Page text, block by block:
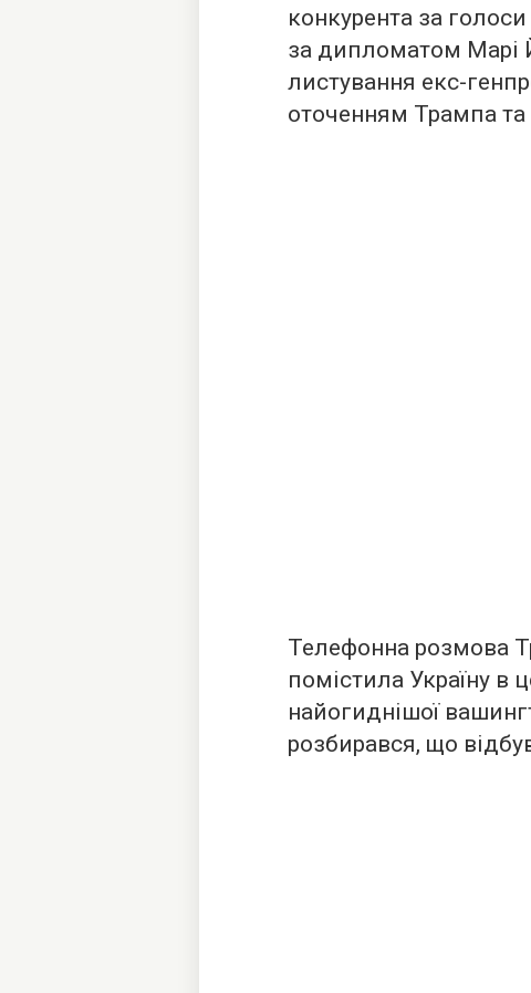
конкурента за
за дипломатом Марі
листування екс-
оточенням Трампа та
Телефонна розмова
помістила Україну в
найогиднішої
розбирався, що